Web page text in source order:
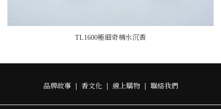
TL1600極細奇楠水沉香
品牌故事 香文化 線上購物 聯絡我們